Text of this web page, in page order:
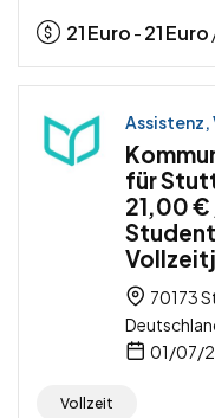
21Euro - 21Euro
für
21,00 €
70173
01/07/
Vollzeit